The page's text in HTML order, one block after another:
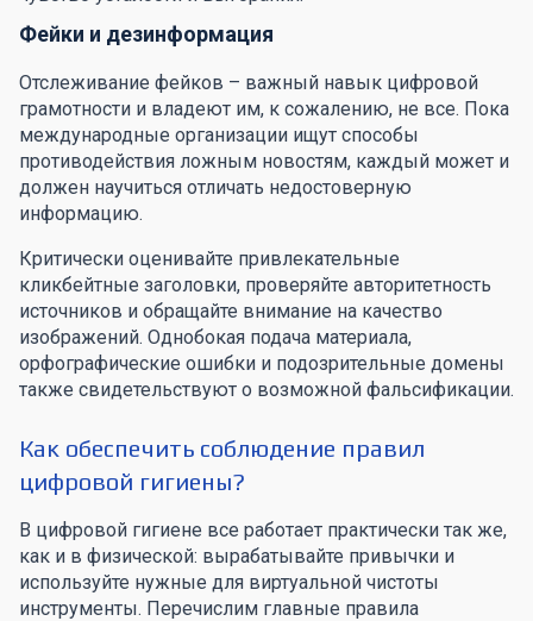
Фейки и дезинформация
Отслеживание фейков – важный навык цифровой
грамотности и владеют им, к сожалению, не все. Пока
международные организации ищут способы
противодействия ложным новостям, каждый может и
должен научиться отличать недостоверную
информацию.
Критически оценивайте привлекательные
кликбейтные заголовки, проверяйте авторитетность
источников и обращайте внимание на качество
изображений. Однобокая подача материала,
орфографические ошибки и подозрительные домены
также свидетельствуют о возможной фальсификации.
Как обеспечить соблюдение правил
цифровой гигиены?
В цифровой гигиене все работает практически так же,
как и в физической: вырабатывайте привычки и
используйте нужные для виртуальной чистоты
инструменты. Перечислим главные правила